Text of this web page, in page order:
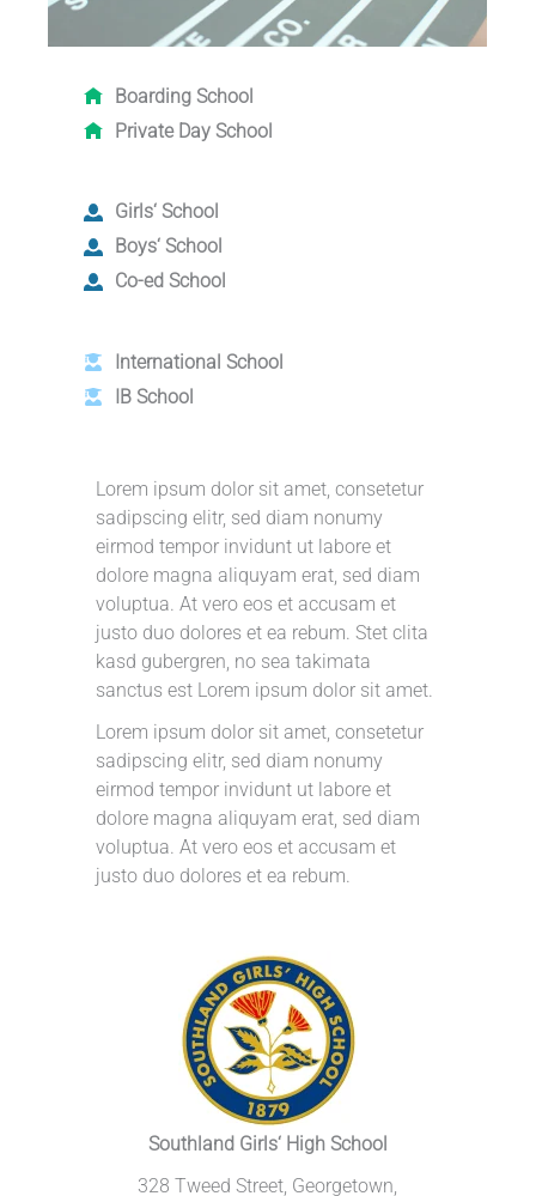
Boarding School
Private Day School
Girls‘ School
Boys‘ School
Co-ed School
International School
IB School
Lorem ipsum dolor sit amet, consetetur
sadipscing elitr, sed diam nonumy
eirmod tempor invidunt ut labore et
dolore magna aliquyam erat, sed diam
voluptua. At vero eos et accusam et
justo duo dolores et ea rebum. Stet clita
kasd gubergren, no sea takimata
sanctus est Lorem ipsum dolor sit amet.
Lorem ipsum dolor sit amet, consetetur
sadipscing elitr, sed diam nonumy
eirmod tempor invidunt ut labore et
dolore magna aliquyam erat, sed diam
voluptua. At vero eos et accusam et
justo duo dolores et ea rebum.
Southland Girls‘ High School
328 Tweed Street, Georgetown,